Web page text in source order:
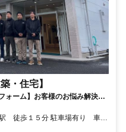
・住宅】
ォーム】お客様のお悩み解決や
で幅広く活躍できる！仕事内
に覚えられます！